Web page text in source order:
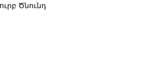
Ծնունդ